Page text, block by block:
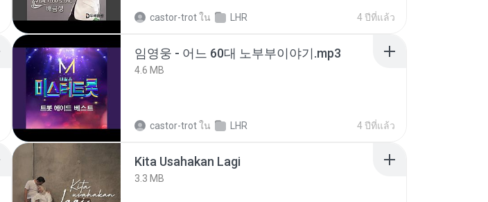
castor-trotใน LHR 4 ปีที่แล้ว
임영웅 - 어느 60대 노부부이야기.mp3
4.6 MB
castor-trotใน LHR 4 ปีที่แล้ว
Kita Usahakan Lagi
3.3 MB